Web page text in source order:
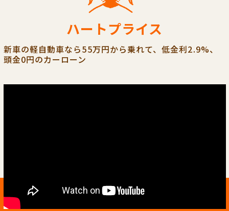
ハートプライス
新車の軽自動車なら55万円から乗れて、低金利2.9%、
頭金0円のカーローン